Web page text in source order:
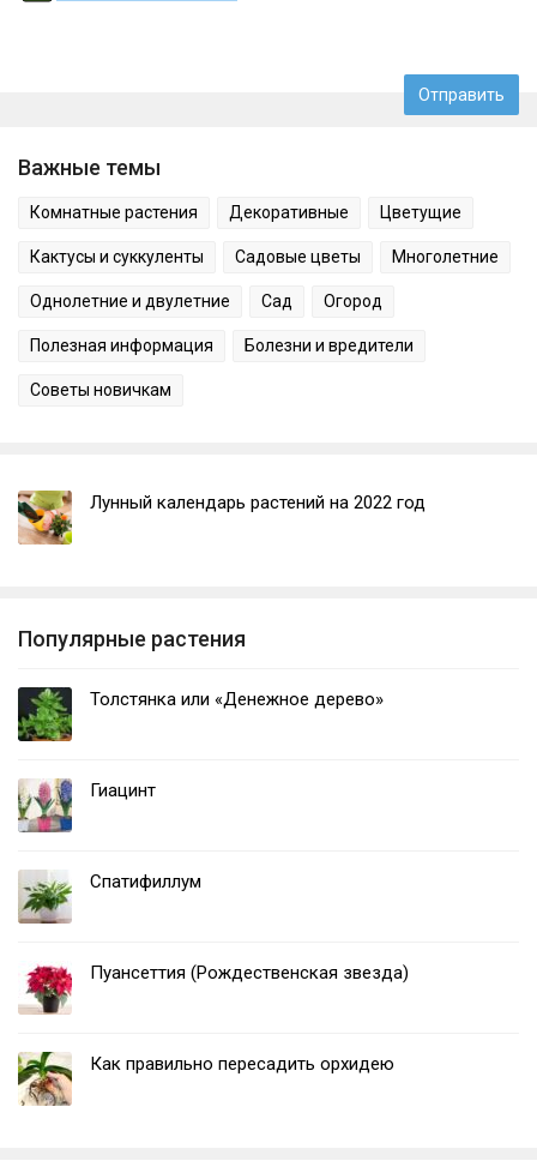
Важные темы
Комнатные растения Декоративные Цветущие
Кактусы и суккуленты Садовые цветы Многолетние
Однолетние и двулетние Сад Огород
Полезная информация Болезни и вредители
Советы новичкам
Лунный календарь растений на 2022 год
Популярные растения
Толстянка или «Денежное дерево»
Гиацинт
Спатифиллум
Пуансеттия (Рождественская звезда)
Как правильно пересадить орхидею